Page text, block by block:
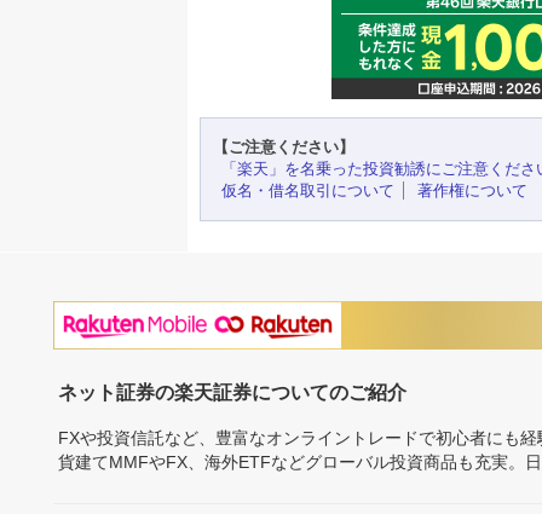
【ご注意ください】
「楽天」を名乗った投資勧誘にご注意くださ
仮名・借名取引について
著作権について
ネット証券の楽天証券についてのご紹介
FXや投資信託など、豊富なオンライントレードで初心者にも
貨建てMMFやFX、海外ETFなどグローバル投資商品も充実。